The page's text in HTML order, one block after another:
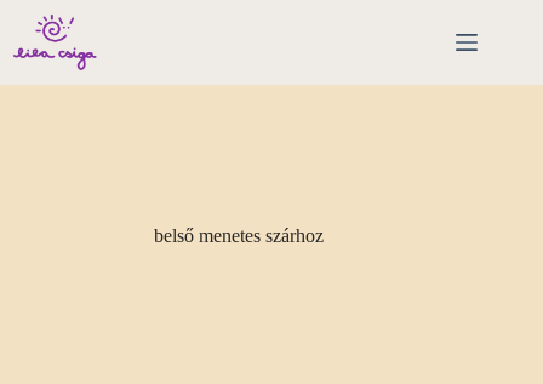
content
belső menetes szárhoz